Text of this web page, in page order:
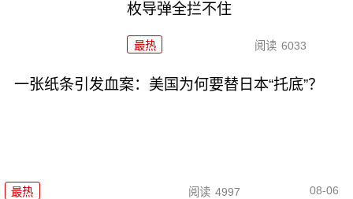
枚导弹全拦不住
最热 阅读 6033
一张纸条引发血案：美国为何要替日本“托底”？
最热 阅读 4997 08-06